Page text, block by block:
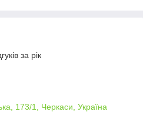
за рік
173/1, Черкаси, Україна